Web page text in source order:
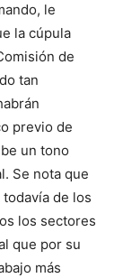
le
la cúpula
de
tan
previo de
un tono
Se nota que
de los
los sectores
que por su
más